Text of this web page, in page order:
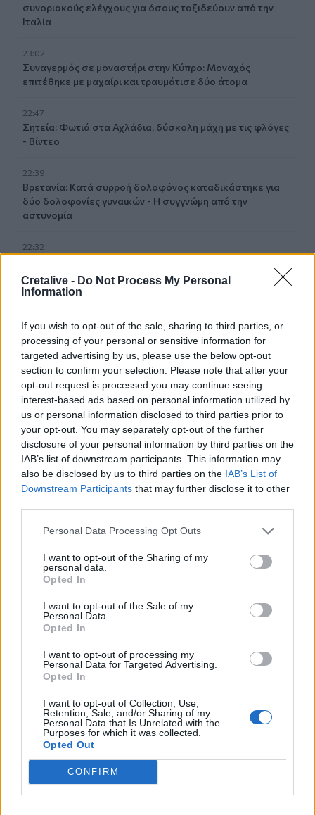
Cretalive - Do Not Process My Personal
Information
If you wish to opt-out of the sale, sharing to third parties, or
processing of your personal or sensitive information for
targeted advertising by us, please use the below opt-out
section to confirm your selection. Please note that after your
opt-out request is processed you may continue seeing
interest-based ads based on personal information utilized by
us or personal information disclosed to third parties prior to
your opt-out. You may separately opt-out of the further
disclosure of your personal information by third parties on the
IAB’s list of downstream participants. This information may
also be disclosed by us to third parties on the IAB’s List of
Downstream Participants that may further disclose it to other
Personal Data Processing Opt Outs
I want to opt-out of the Sharing of my
personal data.
Opted In
I want to opt-out of the Sale of my
Personal Data.
Opted In
I want to opt-out of processing my
Personal Data for Targeted Advertising.
Opted In
I want to opt-out of Collection, Use,
Retention, Sale, and/or Sharing of my
Personal Data that Is Unrelated with the
Purposes for which it was collected.
Opted Out
CONFIRM
συνοριακούς ελέγχους για όσους ταξιδεύουν από την
Ιταλία
23:02
Συναγερμός σε μοναστήρι στην Κύπρο: Μοναχός
επιτέθηκε με μαχαίρι και τραυμάτισε δύο άτομα
22:47
Σητεία: Φωτιά στα Αχλάδια, δύσκολη μάχη με τις φλόγες
- Βίντεο
22:39
Βρετανία: Κατά συρροή δολοφόνος καταδικάστηκε για
δύο δολοφονίες γυναικών - Η συγγνώμη από την
αστυνομία
22:32
Παιδείας, για το στεγαστικό επίδομα των φοιτητών
Ηράκλειο: “Σκουπίδια κατάχαμα, μια ψησταριά στο
πουθενά κι ένα αμάξι παρατημένο στο πάρκο”
22:03
Καιρός: “Πορτοκαλί” συναγερμός στην Κρήτη - Ζέστη και
πολύ υψηλός κίνδυνος πυρκαγιάς!
22:02
Σφοδρή επίθεση κατά Καρυστιανού-Γρατσία από πρώην
στελέχη: «Συνεχής εσωστρέφεια και τραγικά
επικοινωνιακά λάθη»
Εφέδρων Αξιωματικών στον Καράβολα"
Λαμία: Απατεώνες άρπαξαν μεγάλο χρηματικό ποσό από
ηλικιωμένη
Μεσογειακή φώκια έκανε στάση για ξεκούραση στην
"καραβιά" στον Τσούτσουρα